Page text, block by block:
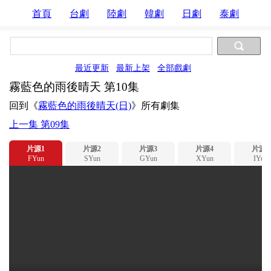
首頁 台劇 陸劇 韓劇 日劇 泰劇
最近更新 最新上架 全部戲劇
霧藍色的雨後晴天 第10集
回到《霧藍色的雨後晴天(日)》所有劇集
上一集 第09集
片源1
FYun
片源2
SYun
片源3
GYun
片源4
XYun
片源5
IYun